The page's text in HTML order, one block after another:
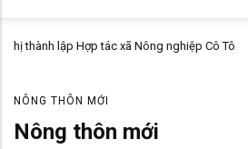
Nông nghiệp Cô Tô
NÔNG THÔN MỚI
Nông thôn mới